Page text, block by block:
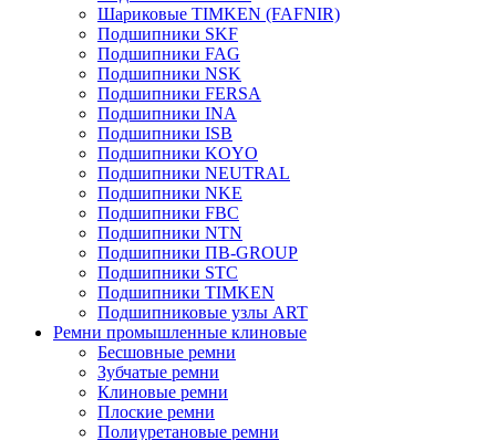
Шариковые ТІMKEN (FAFNIR)
Подшипники SKF
Подшипники FAG
Подшипники NSK
Подшипники FERSA
Подшипники INA
Подшипники ISB
Подшипники KOYO
Подшипники NEUTRAL
Подшипники NKE
Подшипники FBC
Подшипники NTN
Подшипники ПВ-GROUP
Подшипники STC
Подшипники TIMKEN
Подшипниковые узлы ART
Ремни промышленные клиновые
Бесшовные ремни
Зубчатые ремни
Клиновые ремни
Плоские ремни
Полиуретановые ремни